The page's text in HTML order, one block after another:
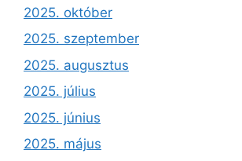
2025. október
2025. szeptember
2025. augusztus
2025. július
2025. június
2025. május